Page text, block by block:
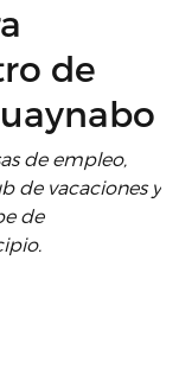
de
de empleo,
de vacaciones y
de